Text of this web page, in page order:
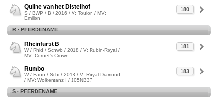
180
Quline van het Distelhof
S / BWP / B / 2016 / V: Toulon / MV:
Emilion
R - PFERDENAME
181
Rheinfürst B
W / Rhld / Schwb / 2018 / V: Rubin-Royal /
MV: Cornet's Crown
183
Rumbo
W / Hann / Schi / 2013 / V: Royal Diamond
/ MV: Wolkentanz I / 105NB37
S - PFERDENAME